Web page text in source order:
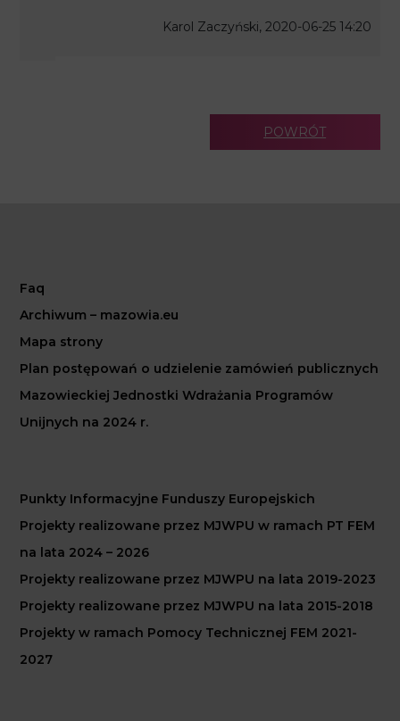
Karol Zaczyński, 2020-06-25 14:20
POWRÓT
Faq
Archiwum – mazowia.eu
Mapa strony
Plan postępowań o udzielenie zamówień publicznych
Mazowieckiej Jednostki Wdrażania Programów
Unijnych na 2024 r.
Punkty Informacyjne Funduszy Europejskich
Projekty realizowane przez MJWPU w ramach PT FEM
na lata 2024 – 2026
Projekty realizowane przez MJWPU na lata 2019-2023
Projekty realizowane przez MJWPU na lata 2015-2018
Projekty w ramach Pomocy Technicznej FEM 2021-
2027